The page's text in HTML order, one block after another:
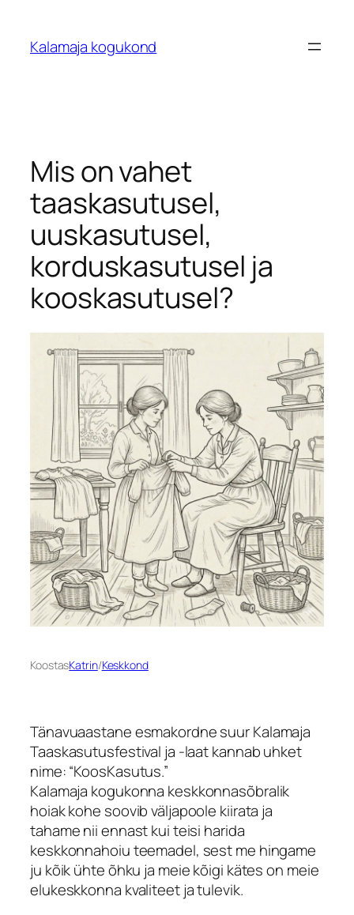
juurdeKalamaja kogukond
Mis on vahet
taaskasutusel,
uuskasutusel,
korduskasutusel ja
kooskasutusel?
KoostasKatrin/Keskkond
Tänavuaastane esmakordne suur Kalamaja
Taaskasutusfestival ja -laat kannab uhket
nime: “KoosKasutus.”
Kalamaja kogukonna keskkonnasõbralik
hoiak kohe soovib väljapoole kiirata ja
tahame nii ennast kui teisi harida
keskkonnahoiu teemadel, sest me hingame
ju kõik ühte õhku ja meie kõigi kätes on meie
elukeskkonna kvaliteet ja tulevik.